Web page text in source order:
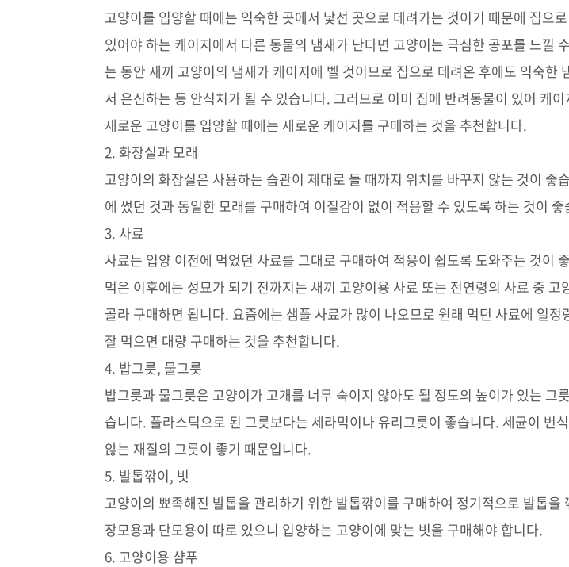
고양이를 입양할 때에는 익숙한 곳에서 낯선 곳으로 데려가는 것이기 때문에 집으
있어야 하는 케이지에서 다른 동물의 냄새가 난다면 고양이는 극심한 공포를 느낄
는 동안 새끼 고양이의 냄새가 케이지에 벨 것이므로 집으로 데려온 후에도 익숙한
서 은신하는 등 안식처가 될 수 있습니다. 그러므로 이미 집에 반려동물이 있어 케
새로운 고양이를 입양할 때에는 새로운 케이지를 구매하는 것을 추천합니다.
2. 화장실과 모래
고양이의 화장실은 사용하는 습관이 제대로 들 때까지 위치를 바꾸지 않는 것이 좋
에 썼던 것과 동일한 모래를 구매하여 이질감이 없이 적응할 수 있도록 하는 것이 좋
3. 사료
사료는 입양 이전에 먹었던 사료를 그대로 구매하여 적응이 쉽도록 도와주는 것이
먹은 이후에는 성묘가 되기 전까지는 새끼 고양이용 사료 또는 전연령의 사료 중 고
골라 구매하면 됩니다. 요즘에는 샘플 사료가 많이 나오므로 원래 먹던 사료에 일정
잘 먹으면 대량 구매하는 것을 추천합니다.
4. 밥그릇, 물그릇
밥그릇과 물그릇은 고양이가 고개를 너무 숙이지 않아도 될 정도의 높이가 있는 그
습니다. 플라스틱으로 된 그릇보다는 세라믹이나 유리그릇이 좋습니다. 세균이 번
않는 재질의 그릇이 좋기 때문입니다.
5. 발톱깎이, 빗
고양이의 뾰족해진 발톱을 관리하기 위한 발톱깎이를 구매하여 정기적으로 발톱을
장모용과 단모용이 따로 있으니 입양하는 고양이에 맞는 빗을 구매해야 합니다.
6. 고양이용 샴푸